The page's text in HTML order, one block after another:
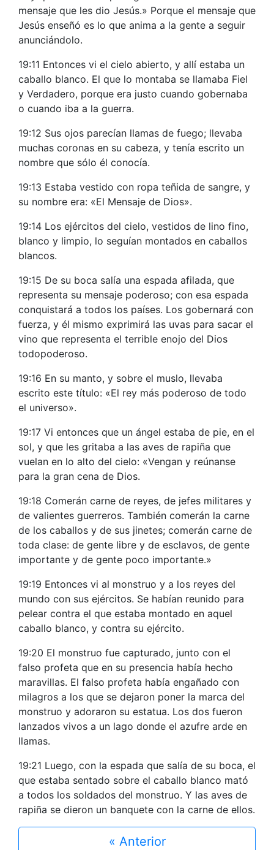
mensaje que les dio Jesús.» Porque el mensaje que
Jesús enseñó es lo que anima a la gente a seguir
anunciándolo.
19:11 Entonces vi el cielo abierto, y allí estaba un
caballo blanco. El que lo montaba se llamaba Fiel
y Verdadero, porque era justo cuando gobernaba
o cuando iba a la guerra.
19:12 Sus ojos parecían llamas de fuego; llevaba
muchas coronas en su cabeza, y tenía escrito un
nombre que sólo él conocía.
19:13 Estaba vestido con ropa teñida de sangre, y
su nombre era: «El Mensaje de Dios».
19:14 Los ejércitos del cielo, vestidos de lino fino,
blanco y limpio, lo seguían montados en caballos
blancos.
19:15 De su boca salía una espada afilada, que
representa su mensaje poderoso; con esa espada
conquistará a todos los países. Los gobernará con
fuerza, y él mismo exprimirá las uvas para sacar el
vino que representa el terrible enojo del Dios
todopoderoso.
19:16 En su manto, y sobre el muslo, llevaba
escrito este título: «El rey más poderoso de todo
el universo».
19:17 Vi entonces que un ángel estaba de pie, en el
sol, y que les gritaba a las aves de rapiña que
vuelan en lo alto del cielo: «Vengan y reúnanse
para la gran cena de Dios.
19:18 Comerán carne de reyes, de jefes militares y
de valientes guerreros. También comerán la carne
de los caballos y de sus jinetes; comerán carne de
toda clase: de gente libre y de esclavos, de gente
importante y de gente poco importante.»
19:19 Entonces vi al monstruo y a los reyes del
mundo con sus ejércitos. Se habían reunido para
pelear contra el que estaba montado en aquel
caballo blanco, y contra su ejército.
19:20 El monstruo fue capturado, junto con el
falso profeta que en su presencia había hecho
maravillas. El falso profeta había engañado con
milagros a los que se dejaron poner la marca del
monstruo y adoraron su estatua. Los dos fueron
lanzados vivos a un lago donde el azufre arde en
llamas.
19:21 Luego, con la espada que salía de su boca, el
que estaba sentado sobre el caballo blanco mató
a todos los soldados del monstruo. Y las aves de
rapiña se dieron un banquete con la carne de ellos.
« Anterior